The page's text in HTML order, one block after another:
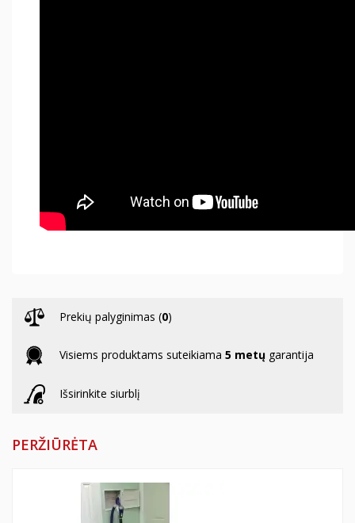
Prekių palyginimas (0)
Visiems produktams suteikiama 5 metų garantija
Išsirinkite siurblį
PERŽIŪRĖTA